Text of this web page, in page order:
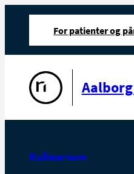
For patienter og
Kulinarium